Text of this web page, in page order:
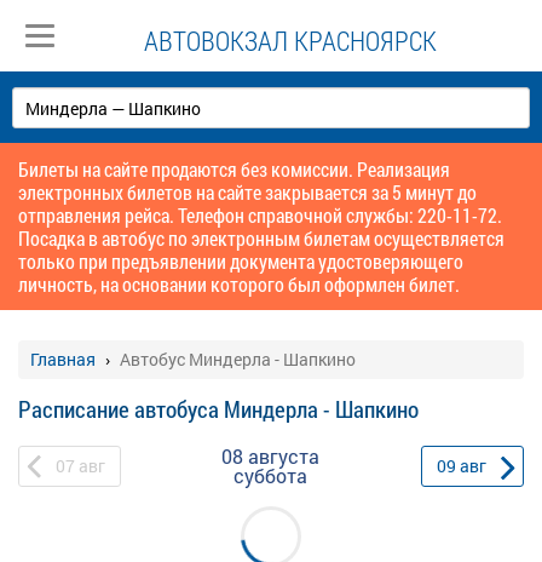
АВТОВОКЗАЛ КРАСНОЯРСК
Билеты на сайте продаются без комиссии. Реализация
электронных билетов на сайте закрывается за 5 минут до
отправления рейса. Телефон справочной службы: 220-11-72.
Посадка в автобус по электронным билетам осуществляется
только при предъявлении документа удостоверяющего
личность, на основании которого был оформлен билет.
Главная Автобус Миндерла - Шапкино
Расписание автобуса Миндерла - Шапкино
07 авг 08 августа
суббота 09 авг